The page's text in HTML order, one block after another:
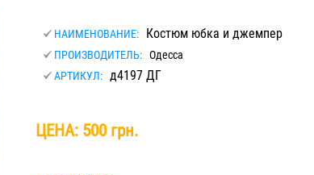
НАИМЕНОВАНИЕ: Костюм юбка и джемпер
ПРОИЗВОДИТЕЛЬ: Одесса
АРТИКУЛ: д4197 ДГ
ЦЕНА: 500 грн.